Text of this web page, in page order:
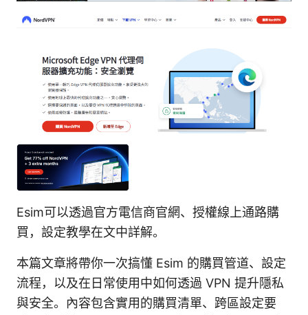
Esim可以透過官方電信商官網、授權線上通路購
買，設定教學在文中詳解。
本篇文章將帶你一次搞懂 Esim 的購買管道、設定
流程，以及在日常使用中如何透過 VPN 提升隱私
與安全。內容包含實用的購買清單、跨區設定要